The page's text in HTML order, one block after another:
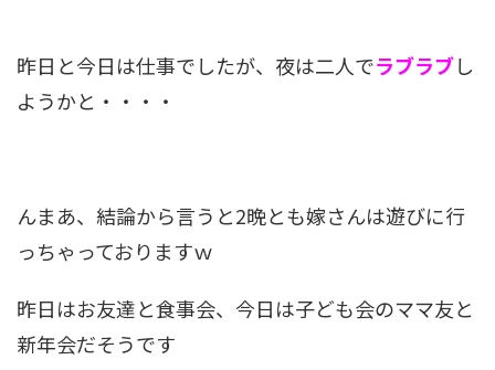
昨日と今日は仕事でしたが、夜は二人でラブラブし
ようかと・・・・
んまあ、結論から言うと2晩とも嫁さんは遊びに行
っちゃっておりますｗ
昨日はお友達と食事会、今日は子ども会のママ友と
新年会だそうです